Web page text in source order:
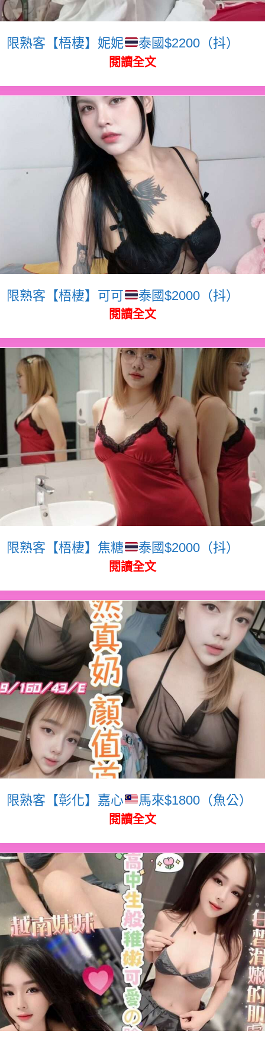
限熟客【梧棲】妮妮 泰國$2200（抖）
閱讀全文
限熟客【梧棲】可可 泰國$2000（抖）
閱讀全文
限熟客【梧棲】焦糖 泰國$2000（抖）
閱讀全文
限熟客【彰化】嘉心 馬來$1800（魚公）
閱讀全文